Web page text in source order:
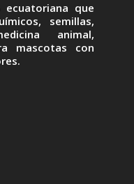
ecuatoriana que
semillas,
animal,
mascotas con